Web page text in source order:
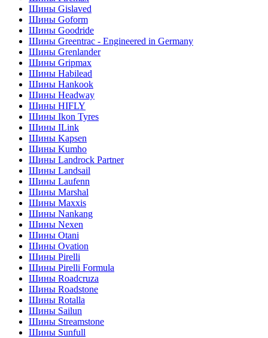
Шины Gislaved
Шины Goform
Шины Goodride
Шины Greentrac - Engineered in Germany
Шины Grenlander
Шины Gripmax
Шины Habilead
Шины Hankook
Шины Headway
Шины HIFLY
Шины Ikon Tyres
Шины ILink
Шины Kapsen
Шины Kumho
Шины Landrock Partner
Шины Landsail
Шины Laufenn
Шины Marshal
Шины Maxxis
Шины Nankang
Шины Nexen
Шины Otani
Шины Ovation
Шины Pirelli
Шины Pirelli Formula
Шины Roadcruza
Шины Roadstone
Шины Rotalla
Шины Sailun
Шины Streamstone
Шины Sunfull